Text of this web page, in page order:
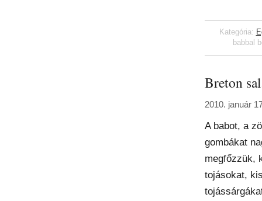
Kategória:
babbal
Breton
2010. január
A babot, a
gombákat
megfőzzük,
tojásokat,